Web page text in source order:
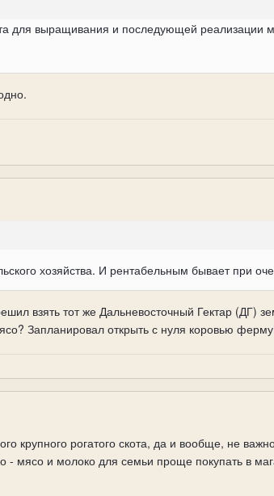
для выращивания и последующей реализации
хозяйства. И рентабельным бывает при
взять тот же Дальневосточный Гектар (ДГ)
Запланировал открыть с нуля коровью
крупного рогатого скота, да и вообще, не
- мясо и молоко для семьи проще покупать в